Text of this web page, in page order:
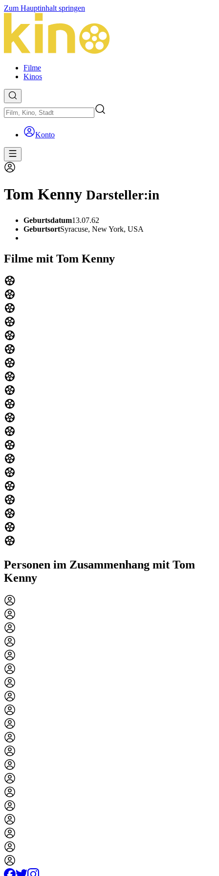
Zum Hauptinhalt springen
Filme
Kinos
Konto
Tom Kenny Darsteller:in
Geburtsdatum13.07.62
GeburtsortSyracuse, New York, USA
Filme mit Tom Kenny
Personen im Zusammenhang mit Tom
Kenny